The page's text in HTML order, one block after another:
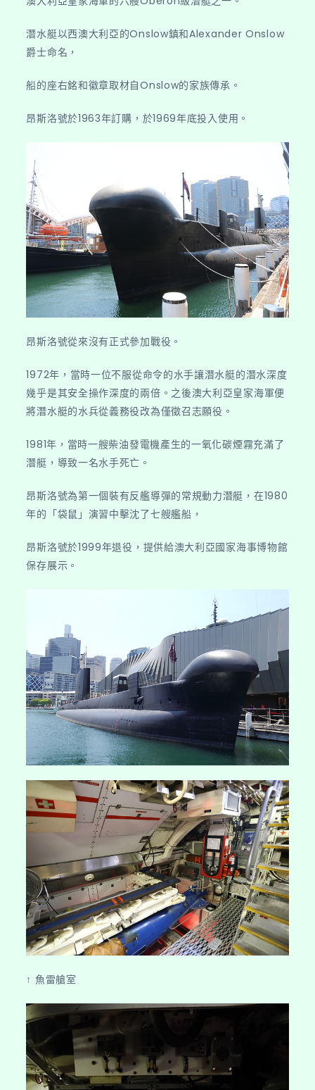
潛水艇以西澳大利亞的Onslow鎮和Alexander Onslow
爵士命名，
船的座右銘和徽章取材自Onslow的家族傳承。
昂斯洛號於1963年訂購，於1969年底投入使用。
昂斯洛號從來沒有正式參加戰役。
1972年，當時一位不服從命令的水手讓潛水艇的潛水深度
幾乎是其安全操作深度的兩倍。之後澳大利亞皇家海軍便
將潛水艇的水兵從義務役改為僅徵召志願役。
1981年，當時一艘柴油發電機產生的一氧化碳煙霧充滿了
潛艇，導致一名水手死亡。
昂斯洛號為第一個裝有反艦導彈的常規動力潛艇，在1980
年的「袋鼠」演習中擊沈了七艘艦船，
昂斯洛號於1999年退役，提供給澳大利亞國家海事博物館
保存展示。
↑ 魚雷艙室